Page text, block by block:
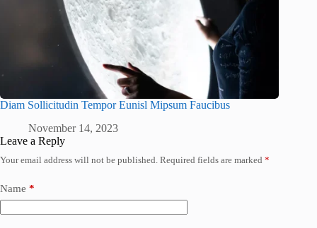
Diam Sollicitudin Tempor Eunisl Mipsum Faucibus
November 14, 2023
Leave a Reply
Your email address will not be published. Required fields are marked *
Name *